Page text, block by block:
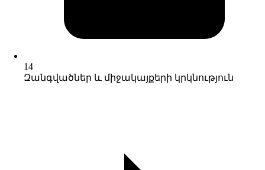
14
Զանգվածներ և միջակայքերի կրկնություն